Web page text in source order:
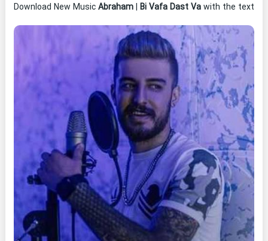
Download New Music Abraham | Bi Vafa Dast Va with the text